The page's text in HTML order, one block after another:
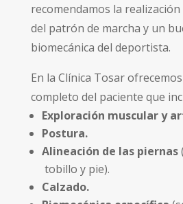
recomendamos la
del patrón de marcha y un
biomecánica del deportista.
En la Clínica Tosar
completo del paciente que
Exploración muscular y
Postura.
Alineación de las piernas
tobillo y pie).
Calzado.